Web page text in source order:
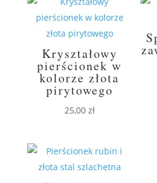
Kryształowy
pierścionek w
kolorze złota
pirytowego
25,00 zł